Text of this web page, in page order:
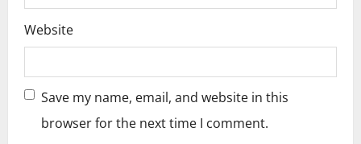
Website
Save my name, email, and website in this
browser for the next time I comment.